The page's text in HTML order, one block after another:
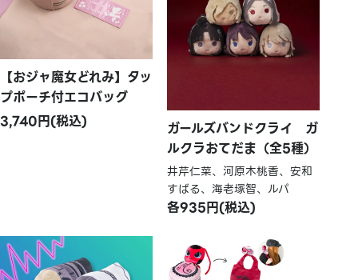
【おジャ魔女どれみ】タッ
プポーチ付エコバッグ
3,740円(税込)
ガールズバンドクライ ガ
ルクラおてだま（全5種）
井芹仁菜、河原木桃香、安和
すばる、海老塚智、ルパ
各935円(税込)